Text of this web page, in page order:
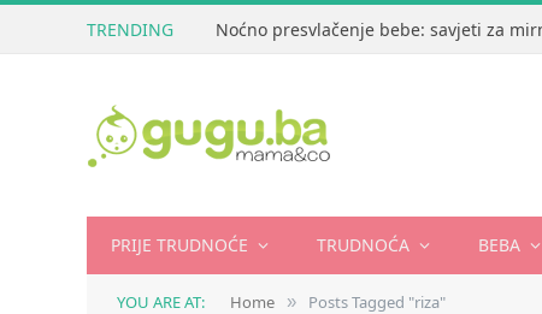
TRENDING Noćno presvlačenje bebe: savjeti za
PRIJE TRUDNOĆE TRUDNOĆA BEBA
YOU ARE AT: Home » Posts Tagged "riza"